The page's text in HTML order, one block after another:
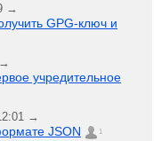
→
GPG-ключ и
учредительное
→
JSON 1